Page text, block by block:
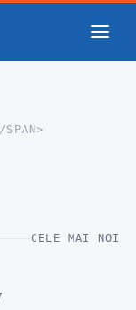
SPAN>
CELE MAI NOI